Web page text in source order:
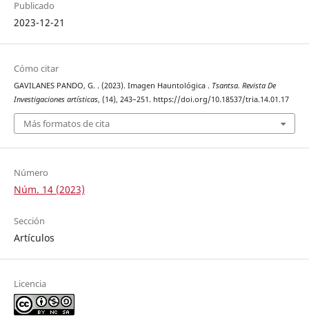
Publicado
2023-12-21
Cómo citar
GAVILANES PANDO, G. . (2023). Imagen Hauntológica . Tsantsa. Revista De
Investigaciones artísticas, (14), 243–251. https://doi.org/10.18537/tria.14.01.17
Más formatos de cita
Número
Núm. 14 (2023)
Sección
Artículos
Licencia